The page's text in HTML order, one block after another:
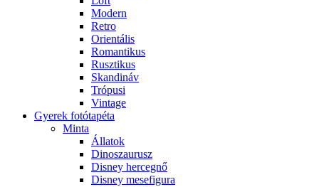
Modern
Retro
Orientális
Romantikus
Rusztikus
Skandináv
Trópusi
Vintage
Gyerek fotótapéta
Minta
Állatok
Dinoszaurusz
Disney hercegnő
Disney mesefigura